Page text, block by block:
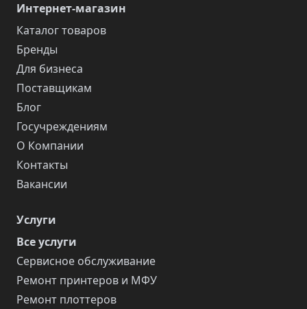
Интернет-магазин
Каталог товаров
Бренды
Для бизнеса
Поставщикам
Блог
Госучреждениям
О Компании
Контакты
Вакансии
Услуги
Все услуги
Сервисное обслуживание
Ремонт принтеров и МФУ
Ремонт плоттеров